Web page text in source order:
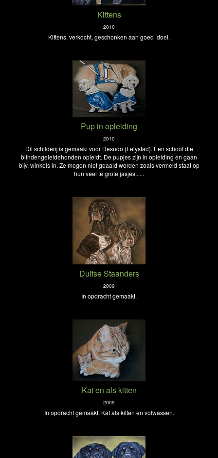
Kittens
2010
Kittens, verkocht, geschonken aan goed doel.
Pup in opleiding
2010
Dit schilderij is gemaakt voor Desudo (Lelystad). Een school die
blindengeleidehonden opleidt. De pupjes zijn in opleiding en gaan
bijv. winkels in. Ze mogen niet geaaid worden zoals vermeld staat op
hun veel te grote jasjes......
Duitse Staanders
2009
In opdracht gemaakt.
Kat en als kitten
2009
In opdracht gemaakt. Kat als kitten en volwassen.